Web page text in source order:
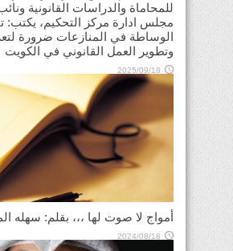
للمحاماة والدراسات القانونية
مجلس ادارة مركز التحكيم، يكتب:
الوساطة في المنازعات ضرورة
وتطوير العمل القانوني في الكويت
2025/09/18
أمواج لا صوت لها ،،، بقلم: سهله
2024/08/18